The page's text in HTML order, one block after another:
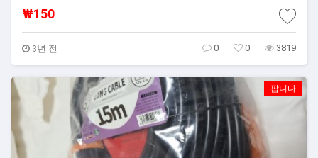
₩150
3년 전 0 0 3819
팝니다